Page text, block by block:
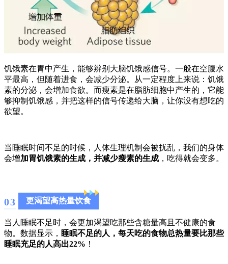
饥饿素在胃中产生，能够辨别大脑饥饿感信号。一般在空腹水
平最高，但随着进食，会减少分泌。从一定程度上来说：饥饿
素的分泌，会增加食欲。而瘦素是在脂肪细胞中产生的，它能
够抑制饥饿感，并把这样的信号传递给大脑，让你没有想吃的
欲望。
当睡眠时间不足的时候，人体生理机制会被扰乱，我们的身体
会增加胃饥饿素的生成，并减少瘦素的生成 ，吃得就会变多。
03 更渴望高热量饮食
当人睡眠不足时，会更加渴望吃那些含糖量高且不健康的食
物。数据显示， 睡眠不足的人，每天吃的食物总热量要比那些
睡眠充足的人高出22% ！